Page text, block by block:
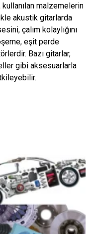
kullanılan malzemelerin
akustik gitarlarda
çalım kolaylığını
eşit perde
Bazı gitarlar,
gibi aksesuarlarla